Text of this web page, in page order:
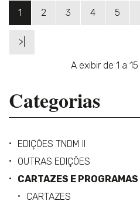
1 2 3 4 5
>|
A exibir de 1 a
Categorias
EDIÇÕES TNDM II
OUTRAS EDIÇÕES
CARTAZES E PROGRAMAS
CARTAZES